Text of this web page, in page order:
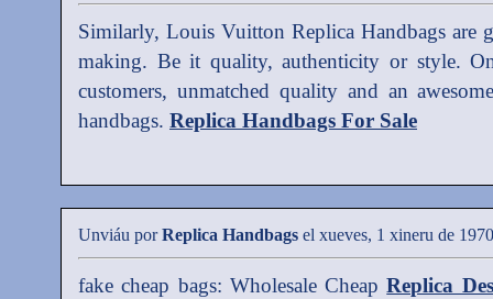
Similarly, Louis Vuitton Replica Handbags are
making. Be it quality, authenticity or style.
customers, unmatched quality and an
handbags. Replica Handbags For Sale
Unviáu porReplica Handbags el xueves, 1 xineru de 1970
fake cheap bags: Wholesale CheapReplica